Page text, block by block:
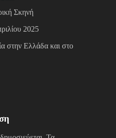
Σκηνή
2025
στην Ελλάδα και στο